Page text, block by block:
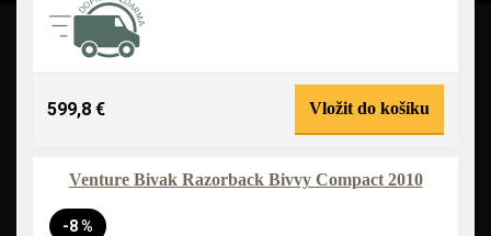
599,8 € Vložit do košíku
Venture Bivak Razorback Bivvy Compact 2010
-8 %